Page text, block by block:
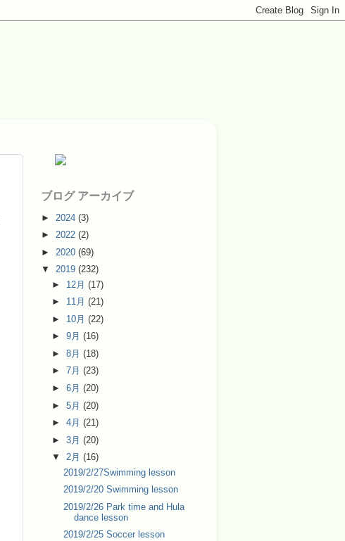
ブログ アーカイブ
► 2024 (3)
► 2022 (2)
► 2020 (69)
▼ 2019 (232)
► 12月(17)
► 11月(21)
► 10月(22)
►9月(16)
►8月(18)
►7月(23)
►6月(20)
►5月(20)
►4月(21)
►3月(20)
▼2月(16)
2019/2/27Swimming lesson
2019/2/20 Swimming lesson
2019/2/26 Park time and Hula
dance lesson
2019/2/25 Soccer lesson